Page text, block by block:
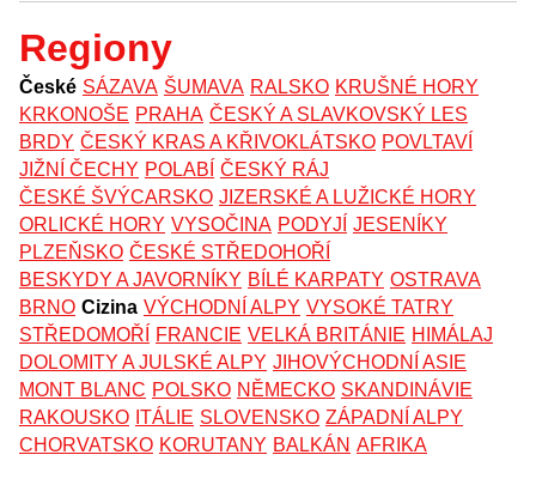
Regiony
České SÁZAVA ŠUMAVA RALSKO KRUŠNÉ HORY
KRKONOŠE PRAHA ČESKÝ A SLAVKOVSKÝ LES
BRDY ČESKÝ KRAS A KŘIVOKLÁTSKO POVLTAVÍ
JIŽNÍ ČECHY POLABÍ ČESKÝ RÁJ
ČESKÉ ŠVÝCARSKO JIZERSKÉ A LUŽICKÉ HORY
ORLICKÉ HORY VYSOČINA PODYJÍ JESENÍKY
PLZEŇSKO ČESKÉ STŘEDOHOŘÍ
BESKYDY A JAVORNÍKY BÍLÉ KARPATY OSTRAVA
BRNO Cizina VÝCHODNÍ ALPY VYSOKÉ TATRY
STŘEDOMOŘÍ
FRANCIE VELKÁ BRITÁNIE HIMÁLAJ
DOLOMITY A JULSKÉ ALPY JIHOVÝCHODNÍ ASIE
MONT BLANC POLSKO NĚMECKO SKANDINÁVIE
RAKOUSKO ITÁLIE SLOVENSKO ZÁPADNÍ ALPY
CHORVATSKO KORUTANY BALKÁN AFRIKA